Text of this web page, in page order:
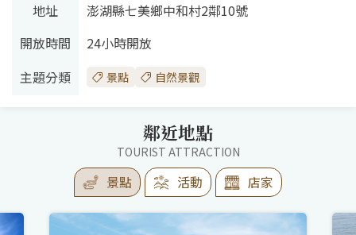
地址
澎湖縣七美鄉中和村2鄰10號
開放時間
24小時開放
主題分類
景點 自然景觀
鄰近地點
TOURIST ATTRACTION
景點 活動 店家